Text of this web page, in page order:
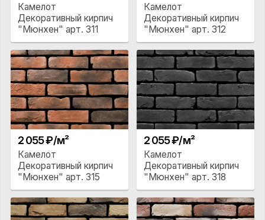
Камелот
Декоративный кирпич
"Мюнхен" арт. 311
Камелот
Декоративный кирпич
"Мюнхен" арт. 312
2 055 ₽/м²
Камелот
Декоративный кирпич
"Мюнхен" арт. 315
2 055 ₽/м²
Камелот
Декоративный кирпич
"Мюнхен" арт. 318